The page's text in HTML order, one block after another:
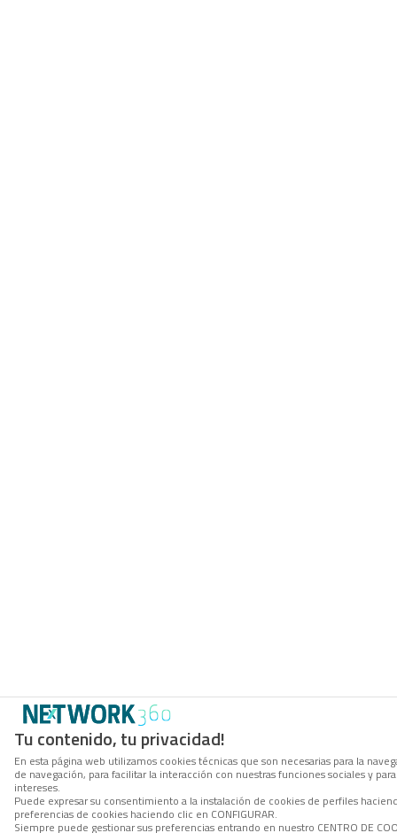
Tu contenido, tu privacidad!
En esta página web utilizamos cookies técnicas que son necesarias para la
de navegación, para facilitar la interacción con nuestras funciones sociales y
intereses.
Puede expresar su consentimiento a la instalación de cookies de perfiles
preferencias de cookies haciendo clic en CONFIGURAR.
Siempre puede gestionar sus preferencias entrando en nuestro CENTRO DE